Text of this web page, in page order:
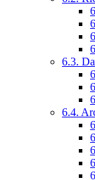
6.3.
6.4.